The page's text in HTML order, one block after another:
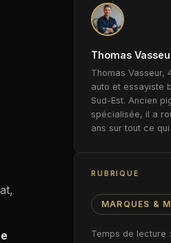
Thomas
Thomas Vasseur,
auto et essayiste
Sud-Est. Ancien
spécialisée, il a
ans sur tout ce
RUBRIQUE
MARQUES &
Temps de lecture :